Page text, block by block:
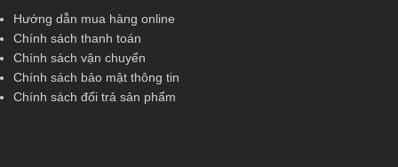
Hướng dẫn mua hàng online
Chính sách thanh toán
Chính sách vận chuyển
Chính sách bảo mật thông tin
Chính sách đổi trả sản phẩm